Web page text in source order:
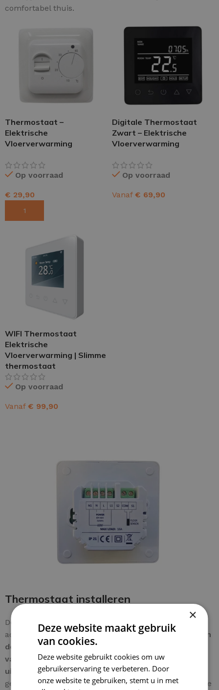
comfortabel thuis.
Thermostaat –
Elektrische
Vloerverwarming
Op voorraad
€ 29,90
Digitale Thermostaat
Zwart – Elektrische
Vloerverwarming
Op voorraad
Vanaf € 69,90
WIFI Thermostaat
Elektrische
Vloerverwarming | Slimme
thermostaat
Op voorraad
Vanaf € 99,90
Thermostaat installeren
De bedrading is eenvoudig aan te sluiten op de
achterzijde van de thermostaat. Deaardingsdraad van
de mat
wordt rechtstreeks verbonden met de
van de woningvoor een zekere aansluiting. Een
uitgebreide instructiewordt meegeleverd voor extra
gebruiksgemak.Let op:het aansluiten van elektrische
×
Deze website maakt gebruik
van cookies.
Deze website gebruikt cookies om uw
gebruikerservaring te verbeteren. Door
onze website te gebruiken, stemt u in met